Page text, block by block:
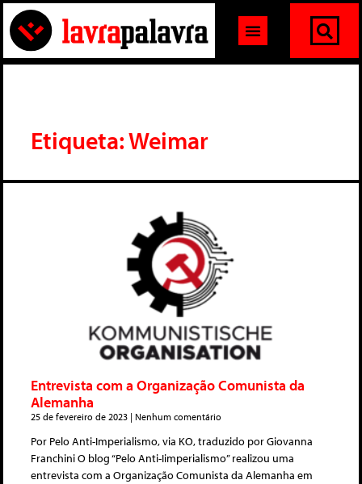
Etiqueta: Weimar
Entrevista com a Organização Comunista da
Alemanha
25 de fevereiro de 2023 Nenhum comentário
Por Pelo Anti-Imperialismo, via KO, traduzido por Giovanna
Franchini O blog “Pelo Anti-Iimperialismo” realizou uma
entrevista com a Organização Comunista da Alemanha em